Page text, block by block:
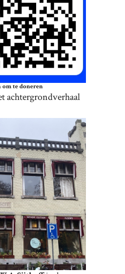
om te doneren
achtergrondverhaal